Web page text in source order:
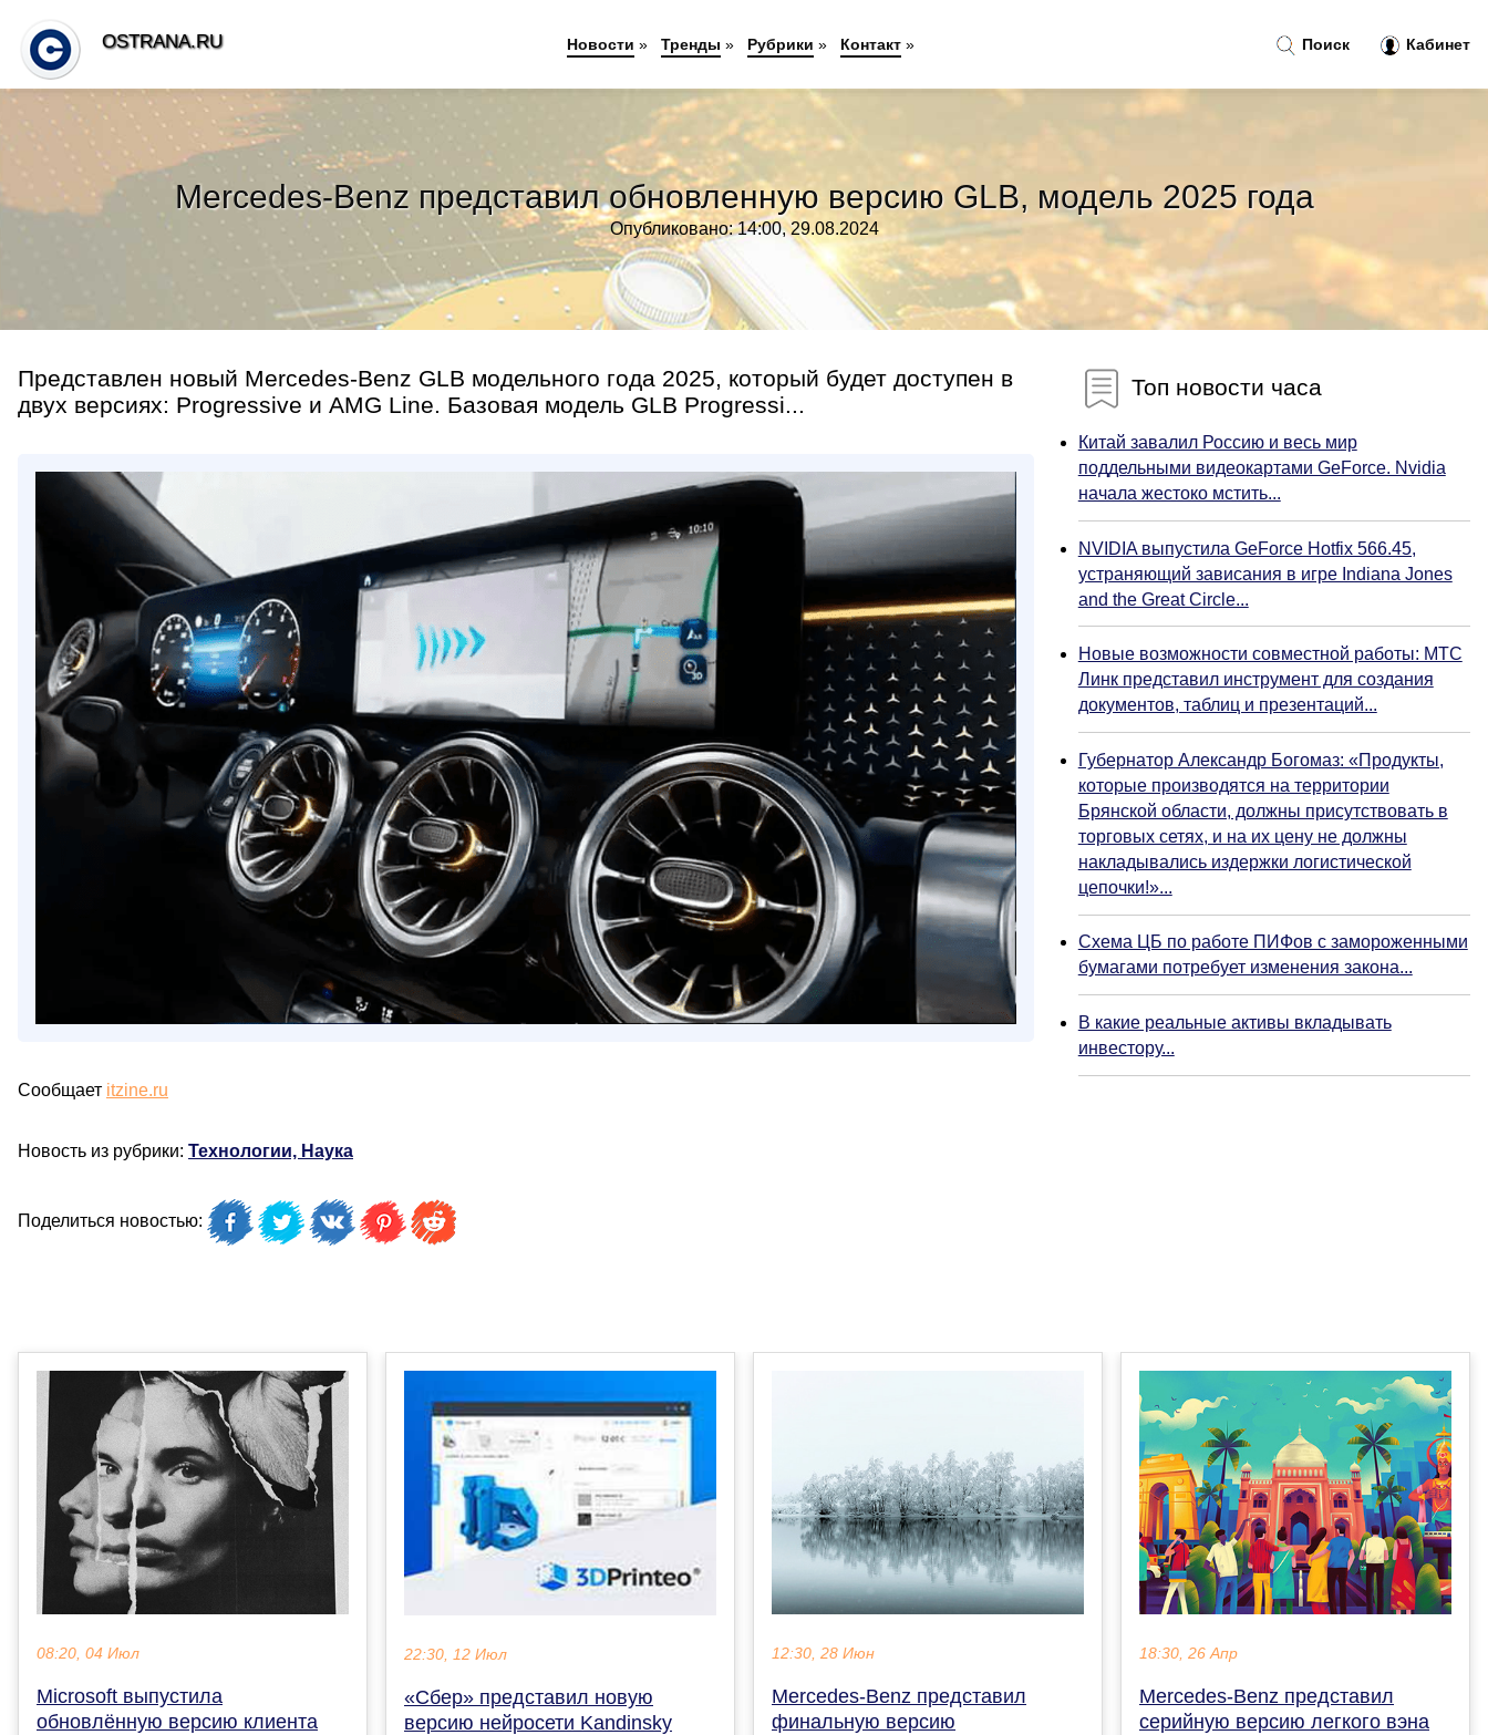
Mercedes-Benz представил обновленную версию GLB, модель 2025 года
Опубликовано: 14:00, 29.08.2024
Представлен новый Mercedes-Benz GLB модельного года 2025, который будет доступен в
двух версиях: Progressive и AMG Line. Базовая модель GLB Progressi...
Сообщает itzine.ru
Новость из рубрики: Технологии, Наука
Поделиться новостью:
Топ новости часа
Китай завалил Россию и весь мир
поддельными видеокартами GeForce. Nvidia
начала жестоко мстить...
NVIDIA выпустила GeForce Hotfix 566.45,
устраняющий зависания в игре Indiana Jones
and the Great Circle...
Новые возможности совместной работы: МТС
Линк представил инструмент для создания
документов, таблиц и презентаций...
Губернатор Александр Богомаз: «Продукты,
которые производятся на территории
Брянской области, должны присутствовать в
торговых сетях, и на их цену не должны
накладывались издержки логистической
цепочки!»...
Схема ЦБ по работе ПИФов с замороженными
бумагами потребует изменения закона...
В какие реальные активы вкладывать
инвестору...
08:20, 04 Июл
Microsoft выпустила
обновлённую версию клиента
22:30, 12 Июл
«Сбер» представил новую
версию нейросети Kandinsky
12:30, 28 Июн
Mercedes-Benz представил
финальную версию
18:30, 26 Апр
Mercedes-Benz представил
серийную версию легкого вэна
Поиск Кабинет
OSTRANA.RU Новости » Тренды » Рубрики » Контакт»